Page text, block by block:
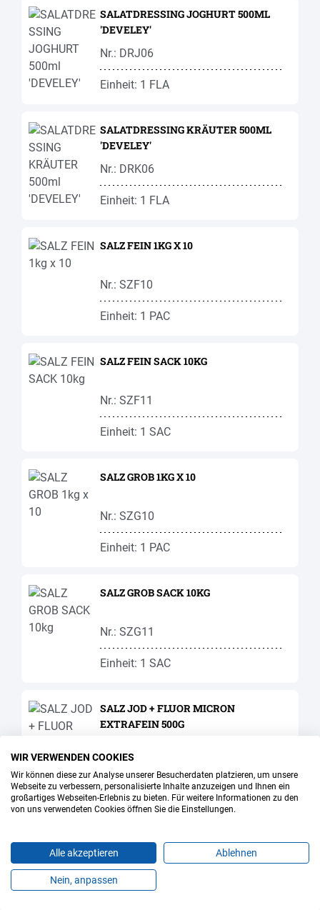
Produkte Favoriten Themen
SALATDRESSING JOGHURT 500ML
'DEVELEY'
Nr.: DRJ06
Einheit: 1 FLA
SALATDRESSING KRÄUTER 500ML
'DEVELEY'
Nr.: DRK06
Einheit: 1 FLA
SALZ FEIN 1KG X 10
Nr.: SZF10
Einheit: 1 PAC
SALZ FEIN SACK 10KG
Nr.: SZF11
Einheit: 1 SAC
SALZ GROB 1KG X 10
Nr.: SZG10
Einheit: 1 PAC
SALZ GROB SACK 10KG
Nr.: SZG11
Einheit: 1 SAC
SALZ JOD + FLUOR MICRON
EXTRAFEIN 500G
Einheit: 4 NR.
'DEVELEY'
Nr.: SZP01
Einheit: 1 KRT
WIR VERWENDEN COOKIES
Wir können diese zur Analyse unserer Besucherdaten platzieren, um unsere
Webseite zu verbessern, personalisierte Inhalte anzuzeigen und Ihnen ein
großartiges Webseiten-Erlebnis zu bieten. Für weitere Informationen zu den
von uns verwendeten Cookies öffnen Sie die Einstellungen.
Alle akzeptieren Ablehnen
Nein, anpassen